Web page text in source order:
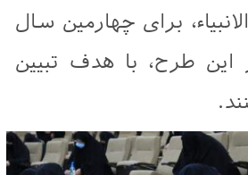
برای چهارمین سال
طرح، با هدف تبیین